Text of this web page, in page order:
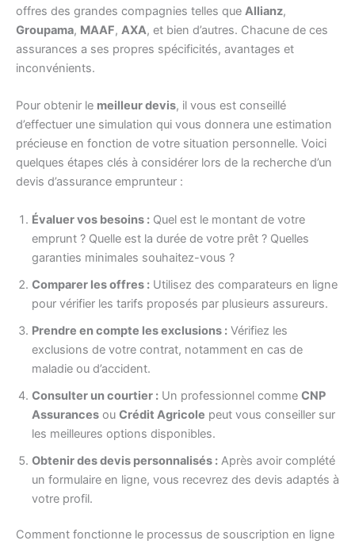
offres des grandes compagnies telles que Allianz,
Groupama, MAAF, AXA, et bien d’autres. Chacune de ces
assurances a ses propres spécificités, avantages et
inconvénients.
Pour obtenir le meilleur devis, il vous est conseillé
d’effectuer une simulation qui vous donnera une estimation
précieuse en fonction de votre situation personnelle. Voici
quelques étapes clés à considérer lors de la recherche d’un
devis d’assurance emprunteur :
Évaluer vos besoins : Quel est le montant de votre
emprunt ? Quelle est la durée de votre prêt ? Quelles
garanties minimales souhaitez-vous ?
Comparer les offres : Utilisez des comparateurs en ligne
pour vérifier les tarifs proposés par plusieurs assureurs.
Prendre en compte les exclusions : Vérifiez les
exclusions de votre contrat, notamment en cas de
maladie ou d’accident.
Consulter un courtier : Un professionnel comme CNP
Assurances ou Crédit Agricole peut vous conseiller sur
les meilleures options disponibles.
Obtenir des devis personnalisés : Après avoir complété
un formulaire en ligne, vous recevrez des devis adaptés à
votre profil.
Comment fonctionne le processus de souscription en ligne